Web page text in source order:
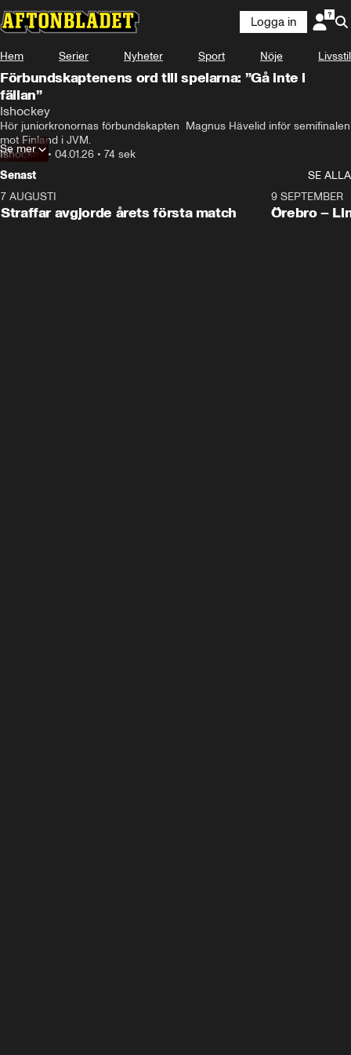
Logga in
Hem Serier Nyheter Sport Nöje Livsstil
Förbundskaptenens ord till spelarna: ”Gå inte i
fällan”
Ishockey
Hör juniorkronornas förbundskapten  Magnus Hävelid inför semifinalen
mot Finland i JVM.
Ishockey• 04.01.26 • 74 sek
Se mer
Senast
SE ALLA
7 AUGUSTI
Straffar avgjorde årets första match
Plus
9 SEPTEMBER
Örebro –